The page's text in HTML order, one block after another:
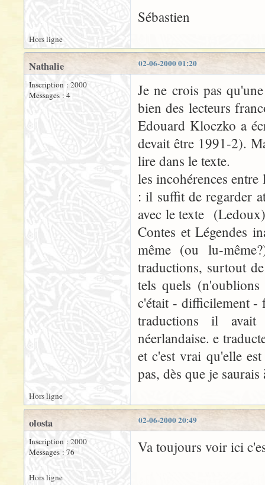
Sébastien
Hors ligne
02-06-2000 01:20
Nathalie
Inscription : 2000
Messages : 4
Je ne crois pas
bien des lecteurs
Edouard Kloczko a
devait être 1991-2).
lire dans le texte.
les incohérences
: il suffit de regarder
avec le texte
Contes et Légendes
même (ou lu-
traductions, surtout
tels quels
c'était - difficilement -
traductions il avait
néerlandaise. e
et c'est vrai qu'elle
pas, dès que je
Hors ligne
02-06-2000 20:49
olosta
Inscription : 2000
Messages : 76
Va toujours voir ici
Hors ligne